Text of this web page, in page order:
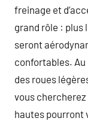
freinage et
grand rôle : plus
seront
confortables. Au
des roues
vous
hautes pourront